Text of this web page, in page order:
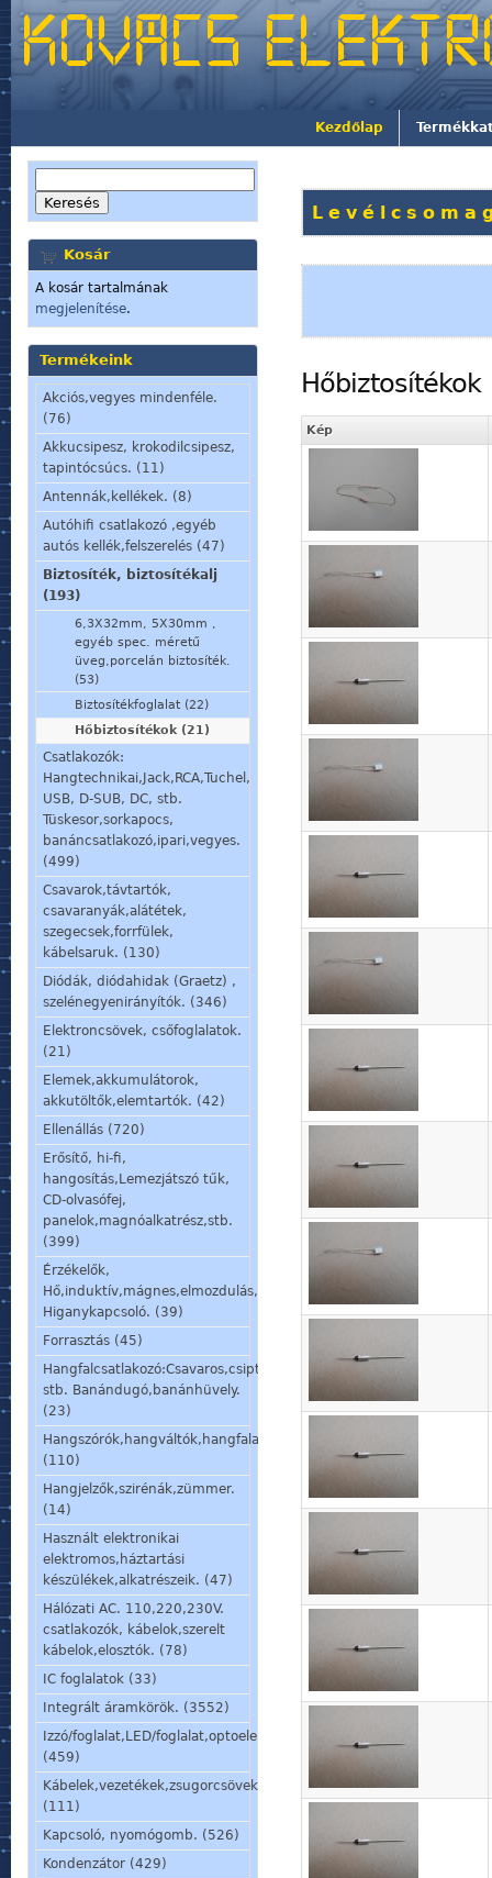
Kezdőlap
Kosár
A kosár tartalmának
megjelenítése.
Termékeink
Akciós,vegyes mindenféle.
(76)
Akkucsipesz, krokodilcsipesz,
tapintócsúcs. (11)
Antennák,kellékek. (8)
Autóhifi csatlakozó ,egyéb
autós kellék,felszerelés (47)
Biztosíték, biztosítékalj
(193)
6,3X32mm, 5X30mm ,
egyéb spec. méretű
üveg,porcelán biztosíték.
(53)
Biztosítékfoglalat (22)
Hőbiztosítékok (21)
Csatlakozók:
Hangtechnikai,Jack,RCA,Tuchel,
USB, D-SUB, DC, stb.
Tüskesor,sorkapocs,
banáncsatlakozó,ipari,vegyes.
(499)
Csavarok,távtartók,
csavaranyák,alátétek,
szegecsek,forrfülek,
kábelsaruk. (130)
Diódák, diódahidak (Graetz) ,
szelénegyenirányítók. (346)
Elektroncsövek, csőfoglalatok.
(21)
Elemek,akkumulátorok,
akkutöltők,elemtartók. (42)
Ellenállás (720)
Erősítő, hi-fi,
hangosítás,Lemezjátszó tűk,
CD-olvasófej,
panelok,magnóalkatrész,stb.
(399)
Érzékelők,
Hő,induktív,mágnes,elmozdulás,stb.
Higanykapcsoló. (39)
Forrasztás (45)
Hangfalcsatlakozó:Csavaros,csiptetős,speakon,din,
stb. Banándugó,banánhüvely.
(23)
Hangszórók,hangváltók,hangfalalkatrészek,mikrofon,fülhallgató.
(110)
Hangjelzők,szirénák,zümmer.
(14)
Használt elektronikai
elektromos,háztartási
készülékek,alkatrészeik. (47)
Hálózati AC. 110,220,230V.
csatlakozók, kábelok,szerelt
kábelok,elosztók. (78)
IC foglalatok (33)
Integrált áramkörök. (3552)
Izzó/foglalat,LED/foglalat,optoelem,kijelző,jelzőlámpa.
(459)
Kábelek,vezetékek,zsugorcsövek,szigetelőcsövek.
(111)
Kapcsoló, nyomógomb. (526)
Kondenzátor (429)
Hőbiztosítékok
Kép